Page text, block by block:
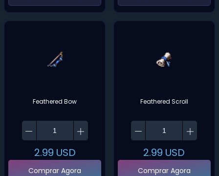
Feathered Bow
2.99 USD
Comprar Agora
Feathered Scroll
2.99 USD
Comprar Agora